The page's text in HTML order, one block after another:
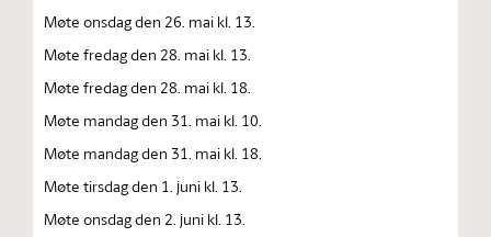
Møte onsdag den 26. mai kl. 13.
Møte fredag den 28. mai kl. 13.
Møte fredag den 28. mai kl. 18.
Møte mandag den 31. mai kl. 10.
Møte mandag den 31. mai kl. 18.
Møte tirsdag den 1. juni kl. 13.
Møte onsdag den 2. juni kl. 13.